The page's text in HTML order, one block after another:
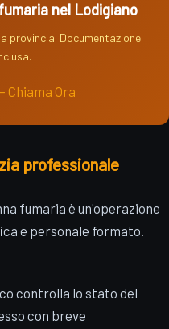
nel Lodigiano
provincia. Documentazione
Chiama Ora
professionale
fumaria è un'operazione
e personale formato.
controlla lo stato del
con breve